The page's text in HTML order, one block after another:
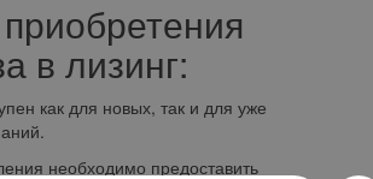
в лизинг:
как для новых, так и для уже
необходимо предоставить